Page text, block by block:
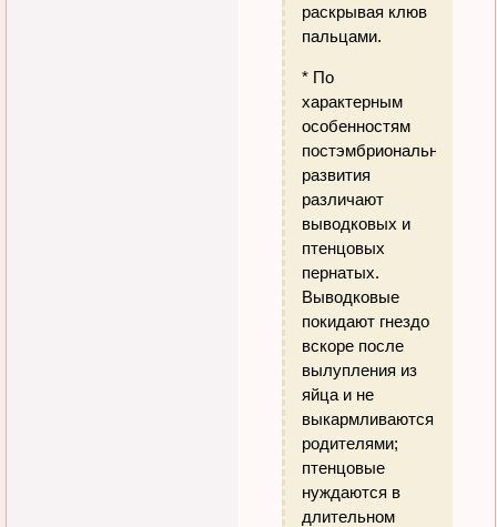
раскрывая клюв
пальцами.
* По
характерным
особенностям
постэмбрионального
развития
различают
выводковых и
птенцовых
пернатых.
Выводковые
покидают гнездо
вскоре после
вылупления из
яйца и не
выкармливаются
родителями;
птенцовые
нуждаются в
длительном